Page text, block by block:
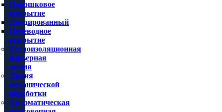
Порошковое
покрытие
Анодированный
Переводное
покрытие
Теплоизоляционная
барьерная
линия
Линия
механической
обработки
Автоматическая